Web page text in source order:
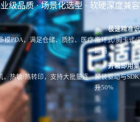
级品质 · 场景化选型 · 软硬深度兼
模PDA，满足仓储、质检、医疗
极速精准
指环式/胸卡式/
距码
，热敏/热转印，支持大批量连
开箱即用
预装驱动与
升50%